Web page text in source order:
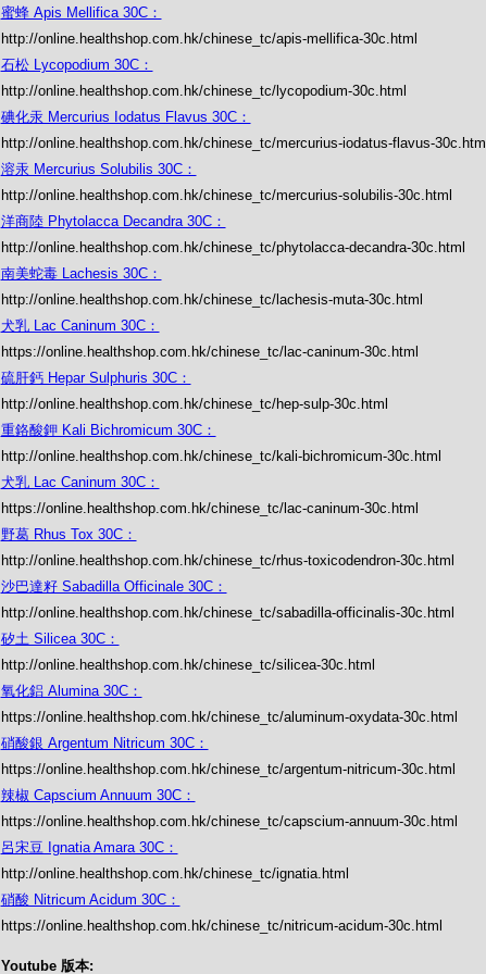
蜜蜂 Apis Mellifica 30C：
http://online.healthshop.com.hk/chinese_tc/apis-mellifica-30c.html
石松 Lycopodium 30C：
http://online.healthshop.com.hk/chinese_tc/lycopodium-30c.html
碘化汞 Mercurius Iodatus Flavus 30C：
http://online.healthshop.com.hk/chinese_tc/mercurius-iodatus-flavus-30c.html
溶汞 Mercurius Solubilis 30C：
http://online.healthshop.com.hk/chinese_tc/mercurius-solubilis-30c.html
洋商陸 Phytolacca Decandra 30C：
http://online.healthshop.com.hk/chinese_tc/phytolacca-decandra-30c.html
南美蛇毒 Lachesis 30C：
http://online.healthshop.com.hk/chinese_tc/lachesis-muta-30c.html
犬乳 Lac Caninum 30C：
https://online.healthshop.com.hk/chinese_tc/lac-caninum-30c.html
硫肝鈣 Hepar Sulphuris 30C：
http://online.healthshop.com.hk/chinese_tc/hep-sulp-30c.html
重鉻酸鉀 Kali Bichromicum 30C：
http://online.healthshop.com.hk/chinese_tc/kali-bichromicum-30c.html
犬乳 Lac Caninum 30C：
https://online.healthshop.com.hk/chinese_tc/lac-caninum-30c.html
野葛 Rhus Tox 30C：
http://online.healthshop.com.hk/chinese_tc/rhus-toxicodendron-30c.html
沙巴達籽 Sabadilla Officinale 30C：
http://online.healthshop.com.hk/chinese_tc/sabadilla-officinalis-30c.html
矽土 Silicea 30C：
http://online.healthshop.com.hk/chinese_tc/silicea-30c.html
氧化鋁 Alumina 30C：
https://online.healthshop.com.hk/chinese_tc/aluminum-oxydata-30c.html
硝酸銀 Argentum Nitricum 30C：
https://online.healthshop.com.hk/chinese_tc/argentum-nitricum-30c.html
辣椒 Capscium Annuum 30C：
https://online.healthshop.com.hk/chinese_tc/capscium-annuum-30c.html
呂宋豆 Ignatia Amara 30C：
http://online.healthshop.com.hk/chinese_tc/ignatia.html
硝酸 Nitricum Acidum 30C：
https://online.healthshop.com.hk/chinese_tc/nitricum-acidum-30c.html
Youtube 版本: